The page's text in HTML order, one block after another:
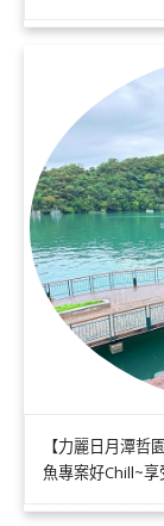
【力麗日月潭哲
魚專案好Chill~享